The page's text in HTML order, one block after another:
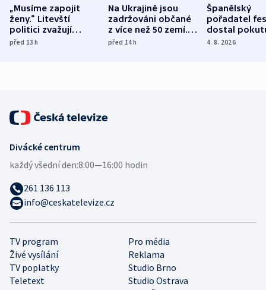
„Musíme zapojit
ženy.“ Litevští
politici zvažují
dohodu o
před 13h
Na Ukrajině jsou
zadržováni občané
z více než 50 zemí.
Bojovali na straně
před 14h
Španělský
pořadatel
dostal
nekalé
4. 8. 2026
TV program
Pro média
Živé vysílání
Reklama
TV poplatky
Studio Brno
Teletext
Studio Ostrava
Divácké centrum
každý všední den:8:00—16:00 hodin
261 136 113
info@ceskatelevize.cz